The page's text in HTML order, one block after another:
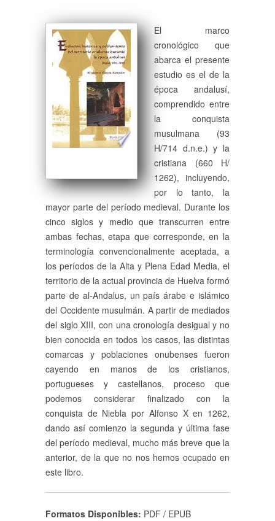
El marco
cronológico que
abarca el presente
estudio es el de la
época andalusí,
comprendido entre
la conquista
musulmana (93
H/714 d.n.e.) y la
cristiana (660 H/
1262), incluyendo,
por lo tanto, la
mayor parte del período medieval. Durante los
cinco siglos y medio que transcurren entre
ambas fechas, etapa que corresponde, en la
terminología convencionalmente aceptada, a
los períodos de la Alta y Plena Edad Media, el
territorio de la actual provincia de Huelva formó
parte de al-Andalus, un país árabe e islámico
del Occidente musulmán. A partir de mediados
del siglo XIII, con una cronología desigual y no
bien conocida en todos los casos, las distintas
comarcas y poblaciones onubenses fueron
cayendo en manos de los cristianos,
portugueses y castellanos, proceso que
podemos considerar finalizado con la
conquista de Niebla por Alfonso X en 1262,
dando así comienzo la segunda y última fase
del período medieval, mucho más breve que la
anterior, de la que no nos hemos ocupado en
este libro.
Formatos Disponibles: PDF / EPUB